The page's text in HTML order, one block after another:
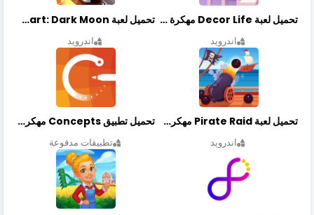
تحميل لعبة Decor Life مهكرة أخر إصدار
اندرويد
تحميل لعبة Lionheart: Dark Moon مهكرة أخر إصدار
اندرويد
تحميل لعبة Pirate Raid مهكرة أخر إصدار
اندرويد
تحميل تطبيق Concepts مهكر أخر إصدار
تطبيقات مدفوعة